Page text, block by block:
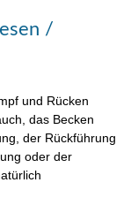
/
und Rücken
das Becken
der Rückführung
oder der